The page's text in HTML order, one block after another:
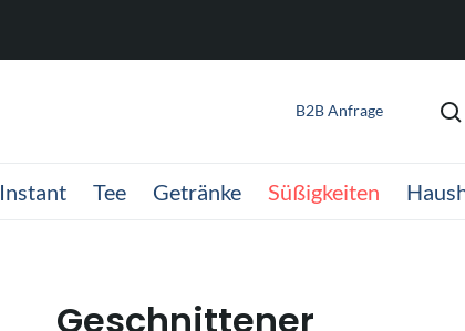
B2B Anfrage
Instant Tee Getränke Süßigkeiten
Geschnittener